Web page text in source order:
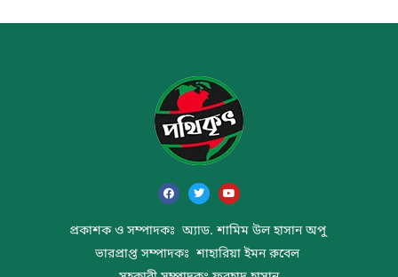
প্রকাশক ও সম্পাদকঃ অ্যাড. শামিম উল হাসান অপু
ভারপ্রাপ্ত সম্পাদকঃ শাহারিয়া ইমন রুবেল